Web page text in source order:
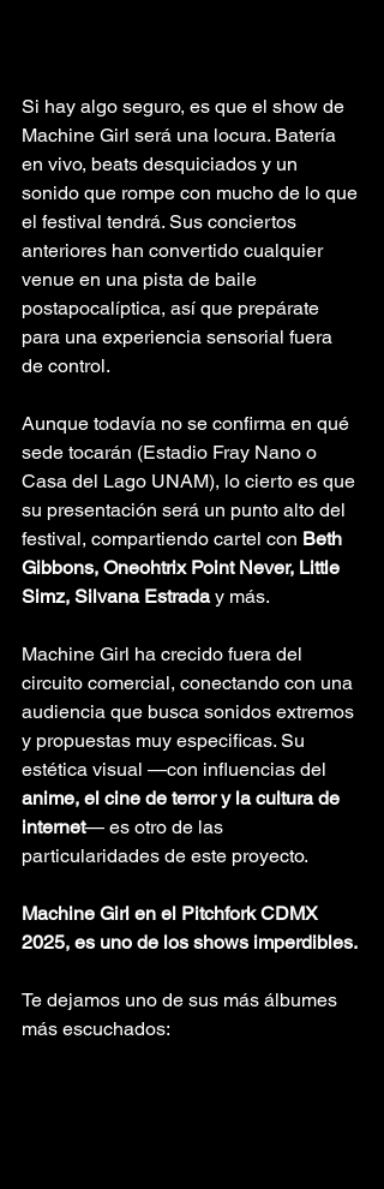
Si hay algo seguro, es que el show de
Machine Girl será una locura. Batería
en vivo, beats desquiciados y un
sonido que rompe con mucho de lo que
el festival tendrá. Sus conciertos
anteriores han convertido cualquier
venue en una pista de baile
postapocalíptica, así que prepárate
para una experiencia sensorial fuera
de control.
Aunque todavía no se confirma en qué
sede tocarán (Estadio Fray Nano o
Casa del Lago UNAM), lo cierto es que
su presentación será un punto alto del
festival, compartiendo cartel con Beth
Gibbons, Oneohtrix Point Never, Little
Simz, Silvana Estrada y más.
Machine Girl ha crecido fuera del
circuito comercial, conectando con una
audiencia que busca sonidos extremos
y propuestas muy especificas. Su
estética visual —con influencias del
anime, el cine de terror y la cultura de
internet— es otro de las
particularidades de este proyecto.
Machine Girl en el Pitchfork CDMX
2025, es uno de los shows imperdibles.
Te dejamos uno de sus más álbumes
más escuchados: